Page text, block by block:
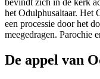
bevindt zich in de kerk
het Odulphusaltaar. Het
een processie door het
meegedragen. Parochie
De appel van